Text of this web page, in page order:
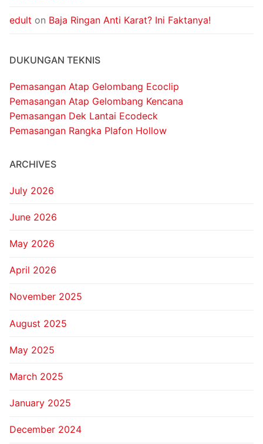
edult on Baja Ringan Anti Karat? Ini Faktanya!
DUKUNGAN TEKNIS
Pemasangan Atap Gelombang Ecoclip
Pemasangan Atap Gelombang Kencana
Pemasangan Dek Lantai Ecodeck
Pemasangan Rangka Plafon Hollow
ARCHIVES
July 2026
June 2026
May 2026
April 2026
November 2025
August 2025
May 2025
March 2025
January 2025
December 2024